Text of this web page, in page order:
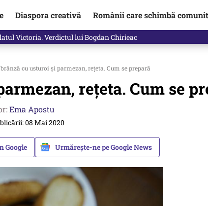
Diaspora creativă Românii care schimbă
Victoria. Verdictul lui Bogdan Chirieac
brânză cu usturoi și parmezan, rețeta. Cum se prepară
rețeta. Cum se
Ema Apostu
08 Mai 2020
Google Urmărește-ne pe Google News